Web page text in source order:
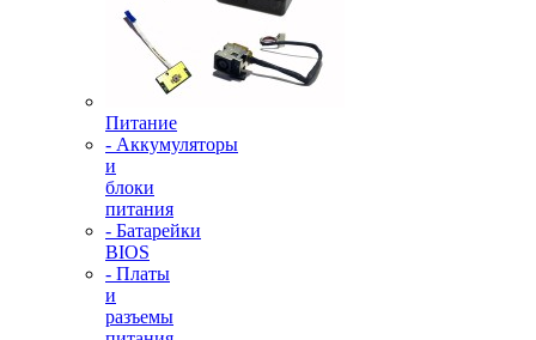
Питание
- Аккумуляторы
и
блоки
питания
- Батарейки
BIOS
- Платы
и
разъемы